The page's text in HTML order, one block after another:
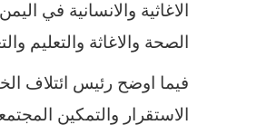
الصحة والاغاثة والتعليم والتغذية ,
فيما اوضح رئيس ائتلاف
الاستقرار والتمكين